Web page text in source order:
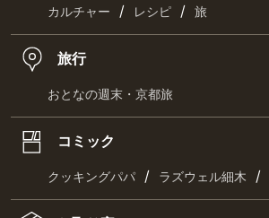
カルチャー / レシピ / 旅
旅行
おとなの週末・京都旅
コミック
クッキングパパ / ラズウェル細木 /